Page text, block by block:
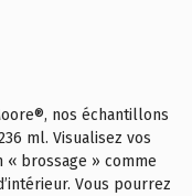
nos échantillons
ml. Visualisez vos
« brossage » comme
Vous pourrez